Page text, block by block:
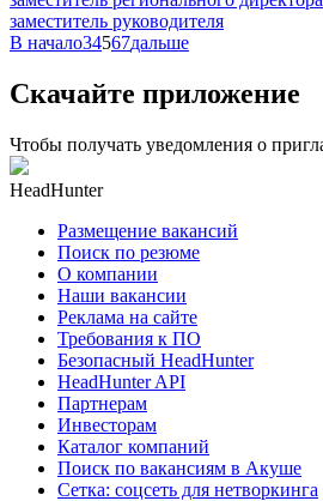
заместитель руководителя
В начало34567дальше
Скачайте приложение
Чтобы получать уведомления о
HeadHunter
Размещение вакансий
Поиск по резюме
О компании
Наши вакансии
Реклама на сайте
Требования к ПО
Безопасный HeadHunter
HeadHunter API
Партнерам
Инвесторам
Каталог компаний
Поиск по вакансиям в Акуше
Сетка: соцсеть для нетворкинга